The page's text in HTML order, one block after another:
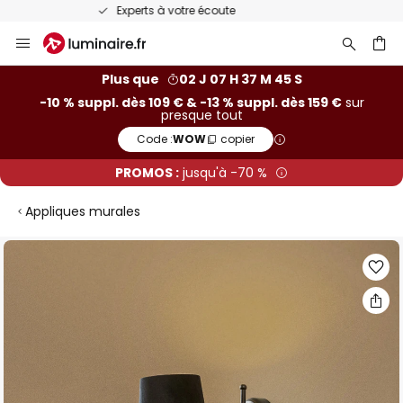
Recommandé sur Trustpilot
Allez
au
Plus que
02 J 07 H 37 M 45 S
-10 % suppl. dès 109 € & -13 % suppl. dès 159 €sur
presque tout
Code :WOW copier
PROMOS : jusqu'à -70 %
Appliques murales
Skip